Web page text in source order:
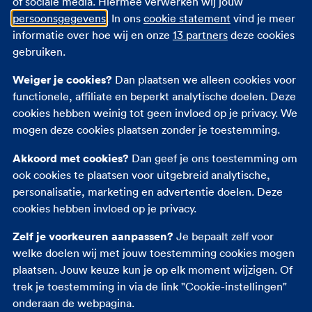
Eigen bijdrage
Zorgpremie 2026
Autoverzekering
Opstalverzekering
Inboedelverzekering
Reisverzekering
Rechtsbijstandverzekering
Ongevallenverzekering
persoonsgegevens. In ons cookie statement vind je meer
informatie over hoe wij en onze 13 partnersdeze cookies
gebruiken.
Weiger je cookies? Dan plaatsen we alleen cookies voor
functionele, affiliate en beperkt analytische doelen. Deze
cookies hebben weinig tot geen invloed op je privacy. We
mogen deze cookies plaatsen zonder je toestemming.
Akkoord met cookies? Dan geef je ons toestemming om
ook cookies te plaatsen voor uitgebreid analytische,
personalisatie, marketing en advertentie doelen. Deze
cookies hebben invloed op je privacy.
Zelf je voorkeuren aanpassen? Je bepaalt zelf voor
welke doelen wij met jouw toestemming cookies mogen
plaatsen. Jouw keuze kun je op elk moment wijzigen. Of
trek je toestemming in via de link "Cookie-instellingen"
onderaan de webpagina.